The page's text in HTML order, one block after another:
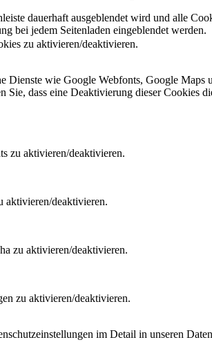
dauerhaft ausgeblendet wird und alle
bei jedem Seitenladen eingeblendet werden.
zu aktivieren/deaktivieren.
Dienste wie Google Webfonts, Google
Sie, dass eine Deaktivierung dieser Cookies
zu aktivieren/deaktivieren.
aktivieren/deaktivieren.
zu aktivieren/deaktivieren.
zu aktivieren/deaktivieren.
im Detail in unseren